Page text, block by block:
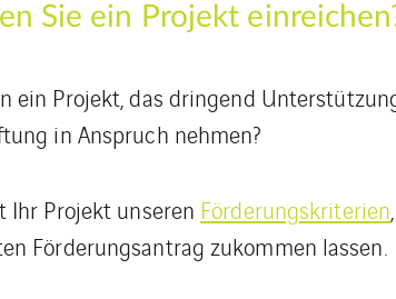
Sie ein Projekt
ein Projekt, das dringend
in Anspruch nehmen?
Ihr Projekt unseren Förderungskriterien
Förderungsantrag zukommen lassen.